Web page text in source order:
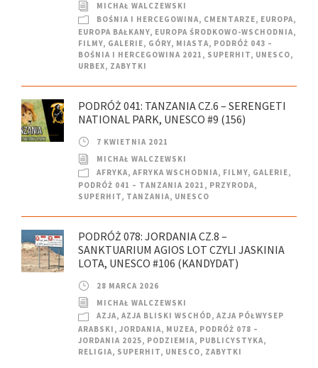
MICHAŁ WALCZEWSKI
BOŚNIA I HERCEGOWINA, CMENTARZE, EUROPA,
EUROPA BAŁKANY, EUROPA ŚRODKOWO-WSCHODNIA,
FILMY, GALERIE, GÓRY, MIASTA, PODRÓŻ 043 –
BOŚNIA I HERCEGOWINA 2021 , SUPERHIT, UNESCO,
URBEX, ZABYTKI
PODRÓŻ 041: TANZANIA CZ.6 – SERENGETI
NATIONAL PARK, UNESCO #9 (156)
7 KWIETNIA 2021
MICHAŁ WALCZEWSKI
AFRYKA, AFRYKA WSCHODNIA, FILMY, GALERIE,
PODRÓŻ 041 – TANZANIA 2021 , PRZYRODA,
SUPERHIT, TANZANIA, UNESCO
PODRÓŻ 078: JORDANIA CZ.8 –
SANKTUARIUM AGIOS LOT CZYLI JASKINIA
LOTA, UNESCO #106 (KANDYDAT)
28 MARCA 2026
MICHAŁ WALCZEWSKI
AZJA, AZJA BLISKI WSCHÓD, AZJA PÓŁWYSEP
ARABSKI , JORDANIA, MUZEA, PODRÓŻ 078 –
JORDANIA 2025, PODZIEMIA, PUBLICYSTYKA,
RELIGIA, SUPERHIT, UNESCO, ZABYTKI